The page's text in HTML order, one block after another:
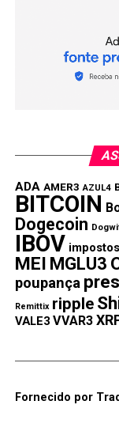
ADA AMER3 AZUL4
BITCOIN
Dogecoin
IBOV impostos
MEI MGLU3
poupança
Remittix ripple
VALE3 VVAR3
Fornecido por